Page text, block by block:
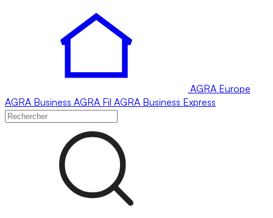
AGRA Europe
AGRA Business AGRA Fil AGRA Business Express